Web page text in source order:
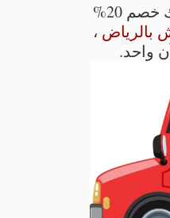
ولأننا نريد أن نمنحك أفضل بداية معنا، نقدم لك خصم 20%
بالرياض ،
واحد.